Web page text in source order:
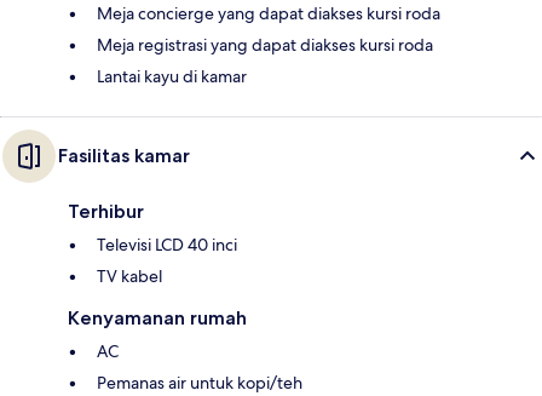
Meja concierge yang dapat diakses kursi roda
Meja registrasi yang dapat diakses kursi roda
Lantai kayu di kamar
Fasilitas kamar
Terhibur
Televisi LCD 40 inci
TV kabel
Kenyamanan rumah
AC
Pemanas air untuk kopi/teh